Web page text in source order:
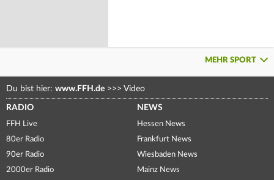
MEHR SPORT
Du bist hier: www.FFH.de >>> Video
RADIO
FFH Live
80er Radio
90er Radio
2000er Radio
NEWS
Hessen News
Frankfurt News
Wiesbaden News
Mainz News